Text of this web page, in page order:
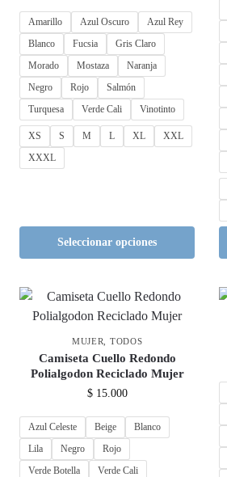
Amarillo Azul Oscuro
Azul Rey
Blanco
Fucsia
Gris Claro
Morado
Mostaza
Naranja
Negro
Rojo
Salmón
Turquesa
Verde Cali Vinotinto
XS S M L XL
XXL
XXXL
Seleccionar opciones
MUJER TODOS
Camiseta Cuello Redondo
Polialgodon Reciclado Mujer
$15.000
Azul Celeste Beige
Blanco
Lila
Negro
Rojo
Verde Botella
Verde Cali